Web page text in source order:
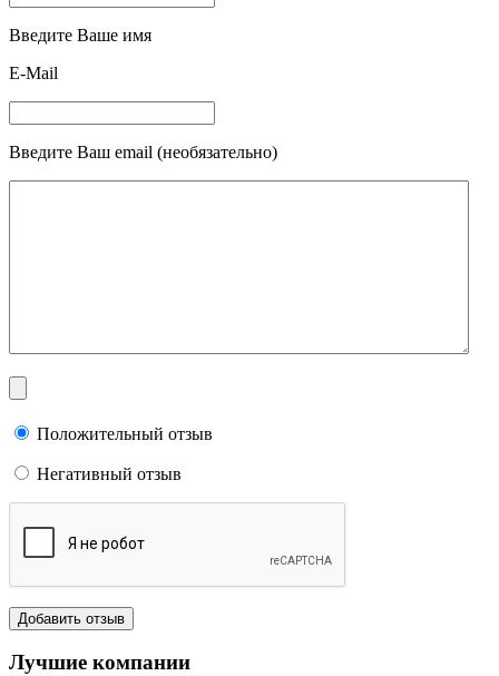
Введите Ваше имя
E-Mail
Введите Ваш email (необязательно)
Положительный отзыв
Негативный отзыв
Лучшие компании